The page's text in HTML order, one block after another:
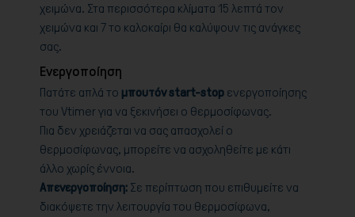
χειμώνα. Στα περισσότερα κλίματα 15 λεπτά τον
χειμώνα και 7 το καλοκαίρι θα καλύψουν τις ανάγκες
σας.
Ενεργοποίηση
Πατάτε απλά το μπουτόν start-stop ενεργοποίησης
του Vtimer για να ξεκινήσει ο θερμοσίφωνας.
Πια δεν χρειάζεται να σας απασχολεί ο
θερμοσίφωνας, μπορείτε να ασχοληθείτε με κάτι
άλλο χωρίς έννοια.
Απενεργοποίηση: Σε περίπτωση που επιθυμείτε να
διακόψετε την λειτουργία του θερμοσίφωνα,